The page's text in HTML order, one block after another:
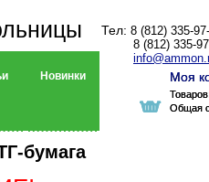
Тел: 8 (812) 335-
8 (812) 335-
Моя
Общая
Новинки Моя
Общая
бумага